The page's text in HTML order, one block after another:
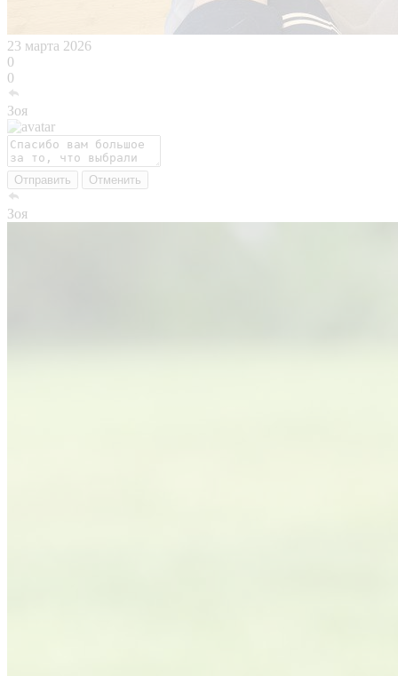
23 марта 2026
0
0
Зоя
Отправить Отменить
Зоя